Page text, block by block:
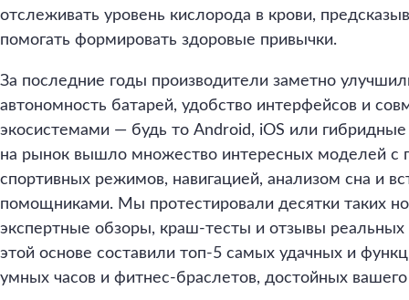
отслеживать уровень кислорода в крови,
помогать формировать здоровые привычки.
За последние годы производители заметно
автономность батарей, удобство интерфейсов и
экосистемами — будь то Android, iOS или
на рынок вышло множество интересных моделей с
спортивных режимов, навигацией, анализом сна и
помощниками. Мы протестировали десятки таких
экспертные обзоры, краш-тесты и отзывы реальных
этой основе составили топ-5 самых удачных и
умных часов и фитнес-браслетов, достойных